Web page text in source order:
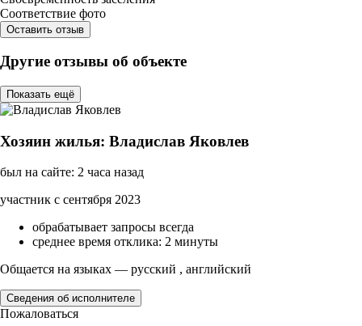
Соответствие фото
Оставить отзыв
Другие отзывы об объекте
Показать ещё
Хозяин жилья: Владислав Яковлев
был на сайте: 2 часа назад
участник с сентября 2023
обрабатывает запросы всегда
среднее время отклика: 2 минуты
Общается на языках — русский , английский
Сведения об исполнителе
Пожаловаться